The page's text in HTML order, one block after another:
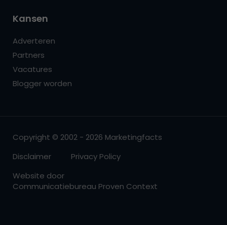
Kansen
Adverteren
Partners
Vacatures
Blogger worden
Copyright © 2002 - 2026 Marketingfacts
Disclaimer
Privacy Policy
Website door
Communicatiebureau Proven Context